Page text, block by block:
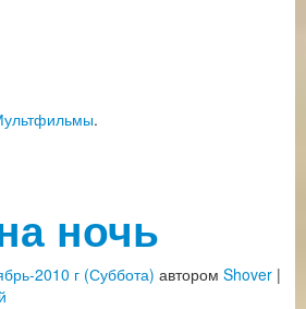
.
ночь
2010 г (Суббота) автором Shover |